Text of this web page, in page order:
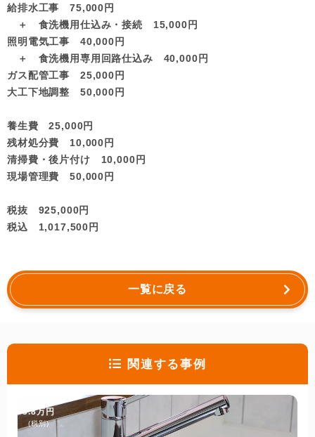
給排水工事 75,000円
＋ 食洗機用仕込み・接続 15,000円
照明電気工事 40,000円
＋ 食洗機用専用回路仕込み 40,000円
ガス配管工事 25,000円
大工下地調整 50,000円
養生費 25,000円
残材処分費 10,000円
清掃費・後片付け 10,000円
現場管理費 50,000円
税抜 925,000円
税込 1,017,500円
一覧に戻る
関連する事例
3.8万円
(税別)